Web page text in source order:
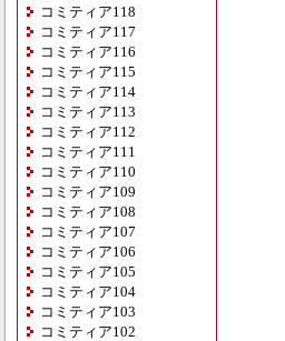
コミティア118
コミティア117
コミティア116
コミティア115
コミティア114
コミティア113
コミティア112
コミティア111
コミティア110
コミティア109
コミティア108
コミティア107
コミティア106
コミティア105
コミティア104
コミティア103
コミティア102